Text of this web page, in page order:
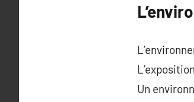
Un